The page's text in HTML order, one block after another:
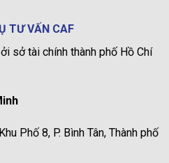
TƯ VẤN CAF
sở tài chính thành phố Hồ Chí
Phố 8, P. Bình Tân, Thành phố